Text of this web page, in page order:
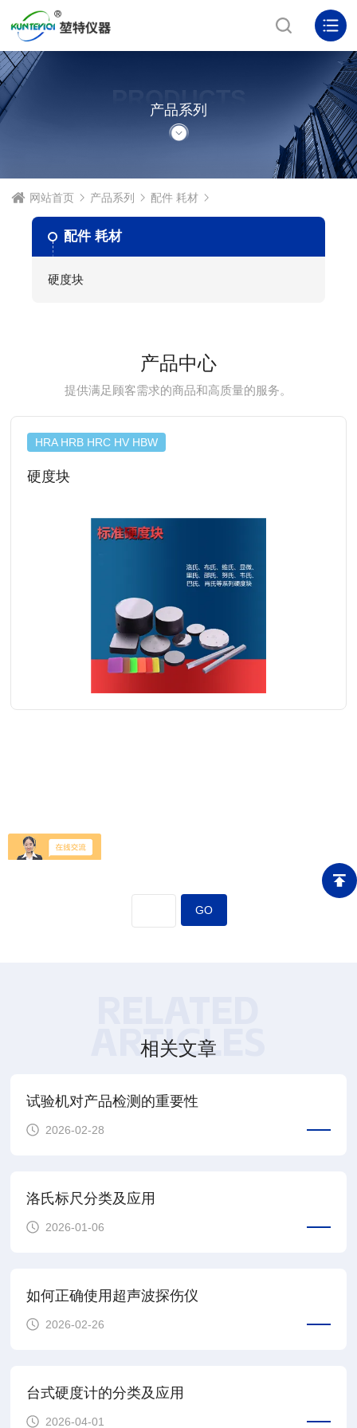
PRODUCTS
产品系列
网站首页 产品系列 配件 耗材
配件 耗材
硬度块
产品中心
提供满足顾客需求的商品和高质量的服务。
HRA HRB HRC HV HBW
硬度块
ARTICLES
相关文章
试验机对产品检测的重要性
2026-02-28
洛氏标尺分类及应用
2026-01-06
如何正确使用超声波探伤仪
2026-02-26
台式硬度计的分类及应用
2026-04-01